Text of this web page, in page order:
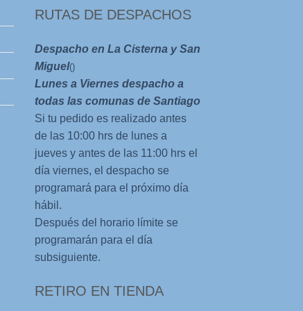
RUTAS DE DESPACHOS
Despacho en La Cisterna y San
Miguel()
Lunes a Viernes despacho a
todas las comunas de Santiago
Si tu pedido es realizado antes
de las 10:00 hrs de lunes a
jueves y antes de las 11:00 hrs el
día viernes, el despacho se
programará para el próximo día
hábil.
Después del horario límite se
programarán para el día
subsiguiente.
RETIRO EN TIENDA